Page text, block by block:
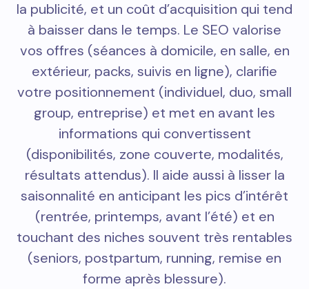
la publicité, et un coût d’acquisition qui tend
à baisser dans le temps. Le SEO valorise
vos offres (séances à domicile, en salle, en
extérieur, packs, suivis en ligne), clarifie
votre positionnement (individuel, duo, small
group, entreprise) et met en avant les
informations qui convertissent
(disponibilités, zone couverte, modalités,
résultats attendus). Il aide aussi à lisser la
saisonnalité en anticipant les pics d’intérêt
(rentrée, printemps, avant l’été) et en
touchant des niches souvent très rentables
(seniors, postpartum, running, remise en
forme après blessure).